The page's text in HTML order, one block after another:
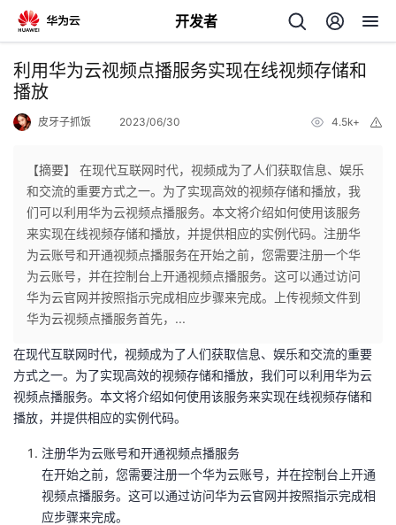
开发者
返
回
个
人
主
我
的
发
者
我
的
我
我
开
发
的
Programs
我
的
利用华为云视频点播服务实现在线视频存储和
播放
皮牙子抓饭 2023/06/30 4.5k+
【摘要】 在现代互联网时代，视频成为了人们获取信息、娱乐
和交流的重要方式之一。为了实现高效的视频存储和播放，我
们可以利用华为云视频点播服务。本文将介绍如何使用该服务
来实现在线视频存储和播放，并提供相应的实例代码。注册华
为云账号和开通视频点播服务在开始之前，您需要注册一个华
为云账号，并在控制台上开通视频点播服务。这可以通过访问
华为云官网并按照指示完成相应步骤来完成。上传视频文件到
华为云视频点播服务首先，...
在现代互联网时代，视频成为了人们获取信息、娱乐和交流的重要
方式之一。为了实现高效的视频存储和播放，我们可以利用华为云
视频点播服务。本文将介绍如何使用该服务来实现在线视频存储和
播放，并提供相应的实例代码。
注册华为云账号和开通视频点播服务
在开始之前，您需要注册一个华为云账号，并在控制台上开通
视频点播服务。这可以通过访问华为云官网并按照指示完成相
应步骤来完成。